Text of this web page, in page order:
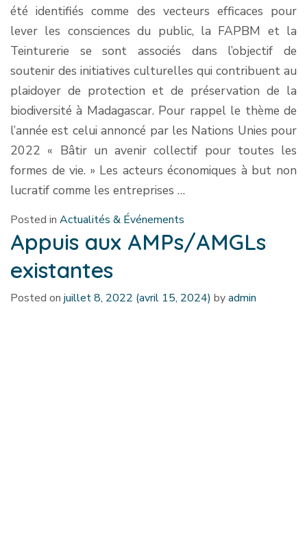
été identifiés comme des vecteurs efficaces pour
lever les consciences du public, la FAPBM et la
Teinturerie se sont associés dans l’objectif de
soutenir des initiatives culturelles qui contribuent au
plaidoyer de protection et de préservation de la
biodiversité à Madagascar. Pour rappel le thème de
l’année est celui annoncé par les Nations Unies pour
2022 « Bâtir un avenir collectif pour toutes les
formes de vie. » Les acteurs économiques à but non
lucratif comme les entreprises …
Posted in Actualités & Événements
Appuis aux AMPs/AMGLs
existantes
Posted on juillet 8, 2022 (avril 15, 2024) byadmin